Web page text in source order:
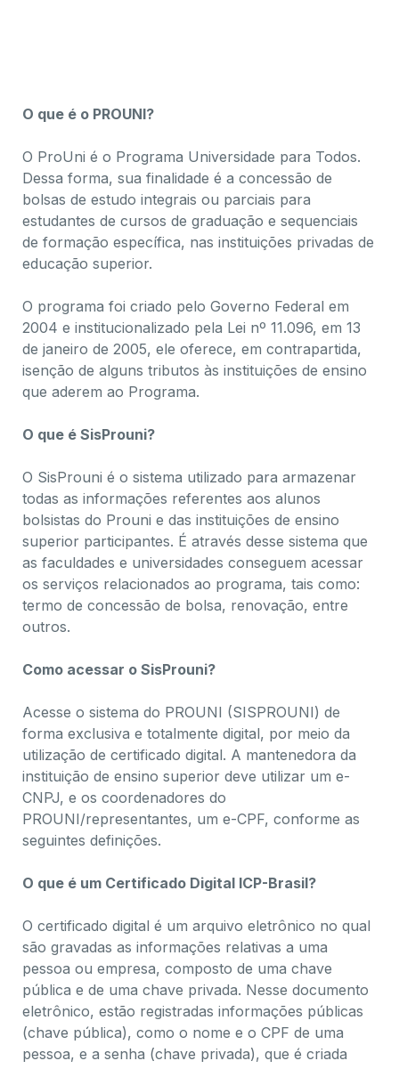
O que é o PROUNI?
O ProUni é o Programa Universidade para Todos.
Dessa forma, sua finalidade é a concessão de
bolsas de estudo integrais ou parciais para
estudantes de cursos de graduação e sequenciais
de formação específica, nas instituições privadas de
educação superior.
O programa foi criado pelo Governo Federal em
2004 e institucionalizado pela Lei nº 11.096, em 13
de janeiro de 2005, ele oferece, em contrapartida,
isenção de alguns tributos às instituições de ensino
que aderem ao Programa.
O que é SisProuni?
O SisProuni é o sistema utilizado para armazenar
todas as informações referentes aos alunos
bolsistas do Prouni e das instituições de ensino
superior participantes. É através desse sistema que
as faculdades e universidades conseguem acessar
os serviços relacionados ao programa, tais como:
termo de concessão de bolsa, renovação, entre
outros.
Como acessar o SisProuni?
Acesse o sistema do PROUNI (SISPROUNI) de
forma exclusiva e totalmente digital, por meio da
utilização de certificado digital. A mantenedora da
instituição de ensino superior deve utilizar um e-
CNPJ, e os coordenadores do
PROUNI/representantes, um e-CPF, conforme as
seguintes definições.
O que é um Certificado Digital ICP-Brasil?
O certificado digital é um arquivo eletrônico no qual
são gravadas as informações relativas a uma
pessoa ou empresa, composto de uma chave
pública e de uma chave privada. Nesse documento
eletrônico, estão registradas informações públicas
(chave pública), como o nome e o CPF de uma
pessoa, e a senha (chave privada), que é criada